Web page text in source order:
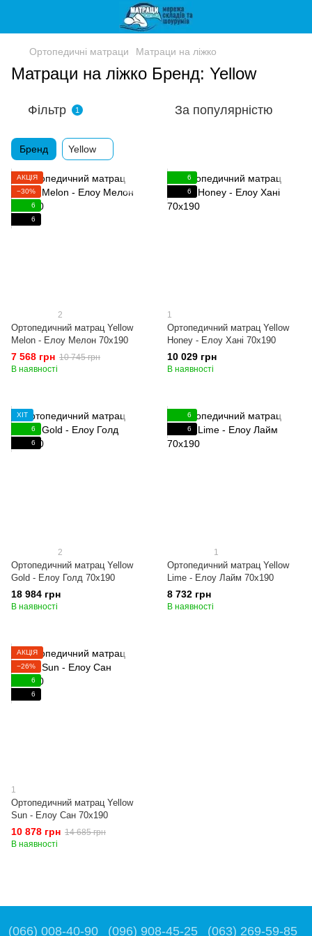
Ортопедичні матраци Матраци на ліжко
Матраци на ліжко Бренд: Yellow
Фільтр 1 За популярністю
Бренд Yellow
АКЦІЯ
−30%
6
6
2
Ортопедичний матрац Yellow
Melon - Елоу Мелон 70x190
7 568 грн 10 745 грн
В наявності
6
6
1
Ортопедичний матрац Yellow
Honey - Елоу Хані 70x190
10 029 грн
В наявності
ХІТ
6
6
2
Ортопедичний матрац Yellow
Gold - Елоу Голд 70x190
18 984 грн
В наявності
6
6
1
Ортопедичний матрац Yellow
Lime - Елоу Лайм 70x190
8 732 грн
В наявності
АКЦІЯ
−26%
6
6
1
Ортопедичний матрац Yellow
Sun - Елоу Сан 70x190
10 878 грн 14 685 грн
В наявності
(066) 008-40-90 (096) 908-45-25 (063) 269-59-85